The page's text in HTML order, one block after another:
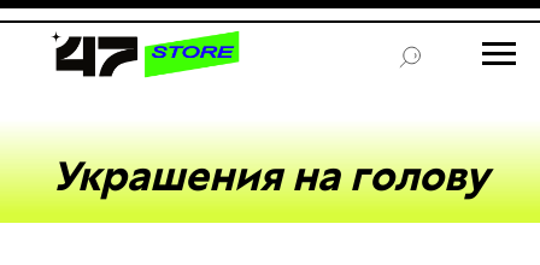
Украшения на голову